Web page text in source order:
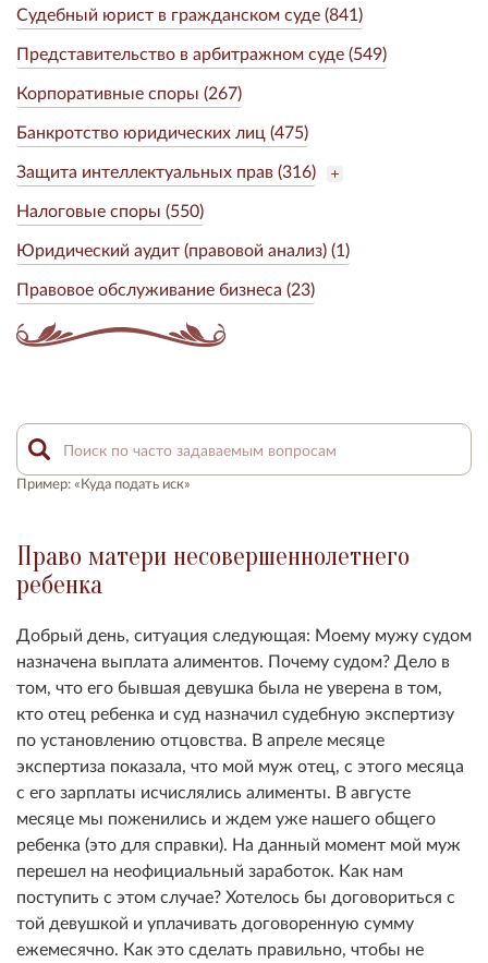
Судебный юрист в гражданском суде (841)
Представительство в арбитражном суде (549)
Корпоративные споры (267)
Банкротство юридических лиц (475)
Защита интеллектуальных прав (316)
Налоговые споры (550)
Юридический аудит (правовой анализ) (1)
Правовое обслуживание бизнеса (23)
Пример: «Куда подать иск»
Право матери несовершеннолетнего
ребенка
Добрый день, ситуация следующая: Моему мужу судом
назначена выплата алиментов. Почему судом? Дело в
том, что его бывшая девушка была не уверена в том,
кто отец ребенка и суд назначил судебную экспертизу
по установлению отцовства. В апреле месяце
экспертиза показала, что мой муж отец, с этого месяца
с его зарплаты исчислялись алименты. В августе
месяце мы поженились и ждем уже нашего общего
ребенка (это для справки). На данный момент мой муж
перешел на неофициальный заработок. Как нам
поступить с этом случае? Хотелось бы договориться с
той девушкой и уплачивать договоренную сумму
ежемесячно. Как это сделать правильно, чтобы не